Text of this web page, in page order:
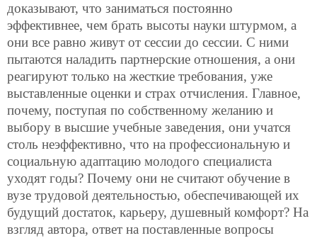
доказывают, что заниматься постоянно
эффективнее, чем брать высоты науки штурмом, а
они все равно живут от сессии до сессии. С ними
пытаются наладить партнерские отношения, а они
реагируют только на жесткие требования, уже
выставленные оценки и страх отчисления. Главное,
почему, поступая по собственному желанию и
выбору в высшие учебные заведения, они учатся
столь неэффективно, что на профессиональную и
социальную адаптацию молодого специалиста
уходят годы? Почему они не считают обучение в
вузе трудовой деятельностью, обеспечивающей их
будущий достаток, карьеру, душевный комфорт? На
взгляд автора, ответ на поставленные вопросы